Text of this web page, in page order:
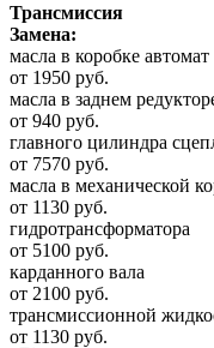
Трансмиссия
Замена:
масла в коробке автомат
от 1950 руб.
масла в заднем
от 940 руб.
главного цилиндра
от 7570 руб.
масла в механической
от 1130 руб.
гидротрансформатора
от 5100 руб.
карданного вала
от 2100 руб.
трансмиссионной
от 1130 руб.